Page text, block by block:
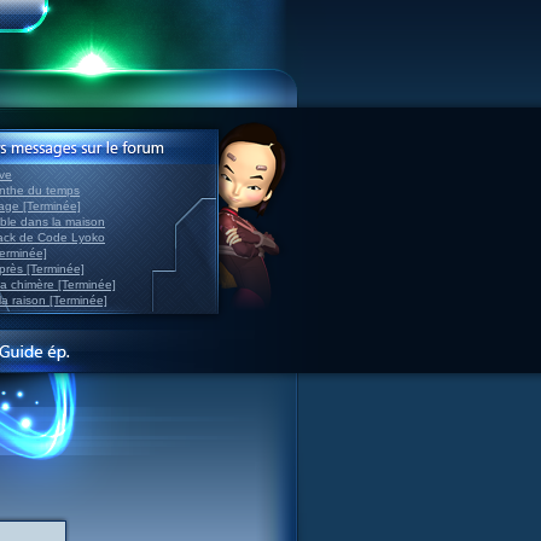
du temps
[Terminée]
dans la maison
de Code Lyoko
[Terminée]
chimère [Terminée]
raison [Terminée]